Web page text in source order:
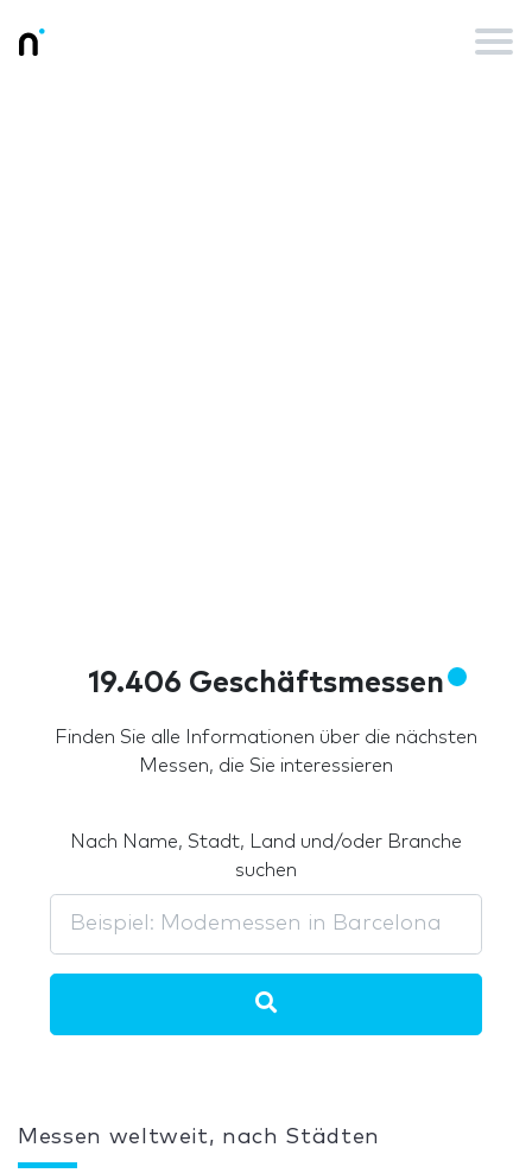
19.406 Geschäftsmessen
Finden Sie alle Informationen über die nächsten
Messen, die Sie interessieren
Nach Name, Stadt, Land und/oder Branche
suchen
Messen weltweit, nach Städten